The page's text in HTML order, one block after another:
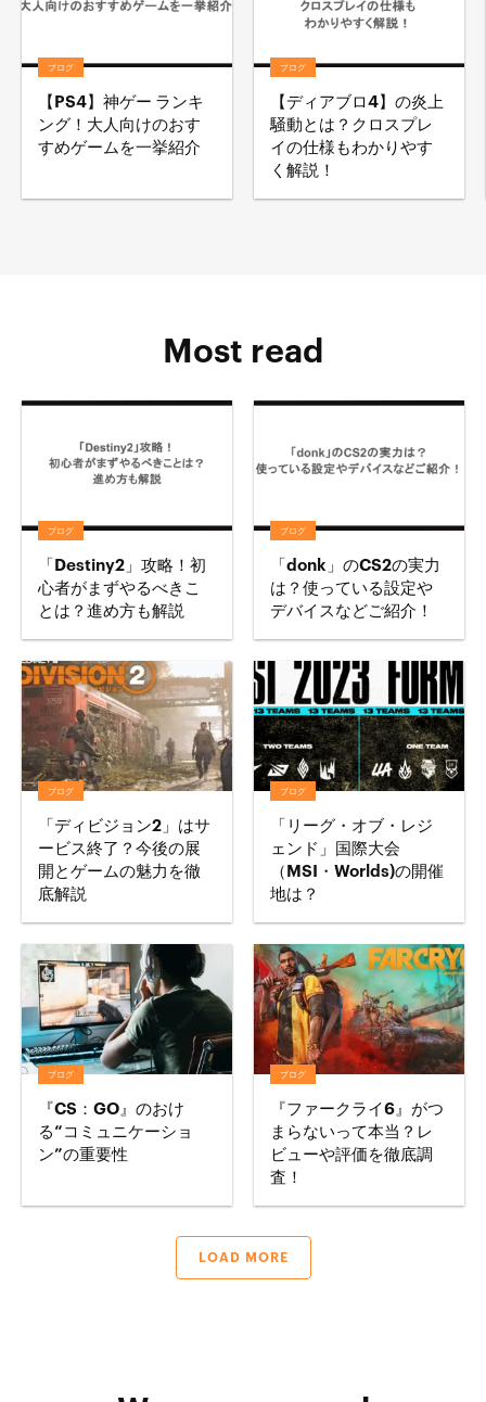
ブログ
【PS4】神ゲー ランキ
ング！大人向けのおす
すめゲームを一挙紹介
ブログ
【ディアブロ4】の炎上
騒動とは？クロスプレ
イの仕様もわかりやす
く解説！
Most read
ブログ
「Destiny2」攻略！初
心者がまずやるべきこ
とは？進め方も解説
ブログ
「donk」のCS2の実力
は？使っている設定や
デバイスなどご紹介！
ブログ
「ディビジョン2」はサ
ービス終了？今後の展
開とゲームの魅力を徹
底解説
ブログ
「リーグ・オブ・レジ
ェンド」国際大会
（MSI・Worlds)の開催
地は？
ブログ
『CS：GO』のおけ
る“コミュニケーショ
ン”の重要性
ブログ
『ファークライ6』がつ
まらないって本当？レ
ビューや評価を徹底調
査！
LOAD MORE